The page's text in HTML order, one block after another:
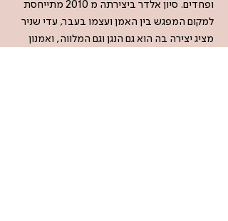
ופחדים. סיון אלדר ביצירתה מ 2010 מתייחסת
למקום המפגש בין האמן ועצמו בעבר, עדי שניר
מציג יצירה בה הוא גם הנגן וגם המלווה, ואמנון